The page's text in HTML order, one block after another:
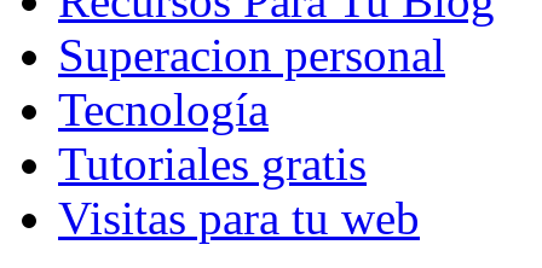
Superacion personal
Tecnología
Tutoriales gratis
Visitas para tu web